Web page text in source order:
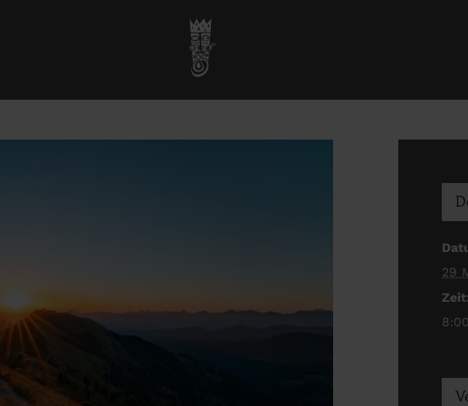
Veranstaltungen»
29
Zeit:
8:00